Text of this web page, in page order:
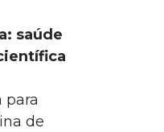
saúde
para
de